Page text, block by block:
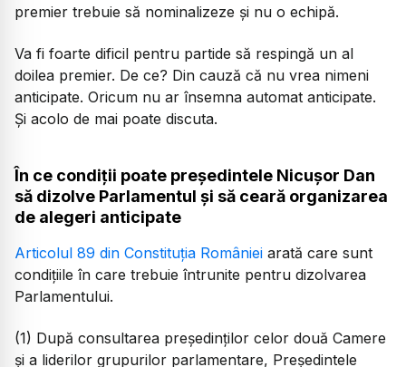
premier trebuie să nominalizeze și nu o echipă.
Va fi foarte dificil pentru partide să respingă un al
doilea premier. De ce? Din cauză că nu vrea nimeni
anticipate. Oricum nu ar însemna automat anticipate.
Și acolo de mai poate discuta.
În ce condiții poate președintele Nicușor Dan
să dizolve Parlamentul și să ceară organizarea
de alegeri anticipate
Articolul 89 din Constituția României arată care sunt
condițiile în care trebuie întrunite pentru dizolvarea
Parlamentului.
(1) După consultarea preşedinţilor celor două Camere
şi a liderilor grupurilor parlamentare, Preşedintele